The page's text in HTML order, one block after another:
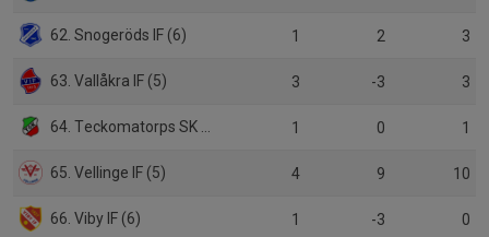
62. Snogeröds IF (6) 1 2 3
63. Vallåkra IF (5) 3 -3 3
64. Teckomatorps SK (5) 1 0 1
65. Vellinge IF (5) 4 9 10
66. Viby IF (6) 1 -3 0